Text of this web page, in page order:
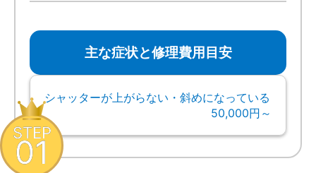
主な症状と修理費用目安
シャッターが上がらない・斜めになっている
50,000円～
STEP
01